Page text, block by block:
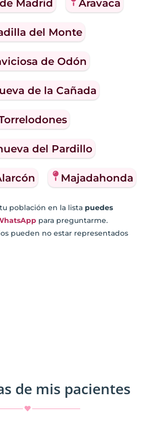
Madrid Aravaca
del Monte
de Odón
de la Cañada
del Pardillo
Majadahonda
población en la lista puedes
para preguntarme.
pueden no estar representados
de mis pacientes